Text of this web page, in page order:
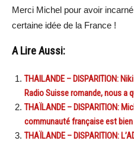
Merci Michel pour avoir
certaine idée de la France !
A Lire Aussi:
THAILANDE – DISPARITION:
Radio Suisse romande, nous a
THAÏLANDE – DISPARITION:
communauté française est
THAÏLANDE – DISPARITION: